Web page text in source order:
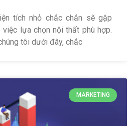
tích nhỏ chắc chắn sẽ gặp
việc lựa chọn nội thất phù hợp.
tôi dưới đây, chắc
MARKETING